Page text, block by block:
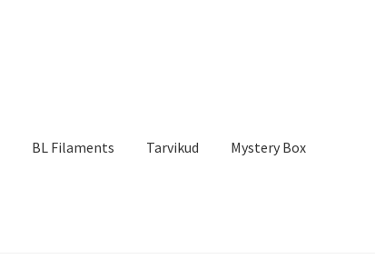
BL Filaments Tarvikud Mystery Box